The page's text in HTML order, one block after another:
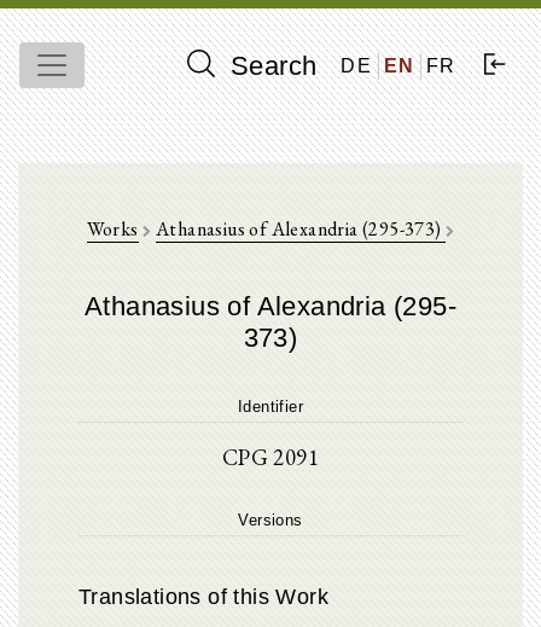
Search DE EN FR
Works Athanasius of Alexandria (295-373)
Athanasius of Alexandria (295-
373)
Identifier
CPG 2091
Versions
Translations of this Work